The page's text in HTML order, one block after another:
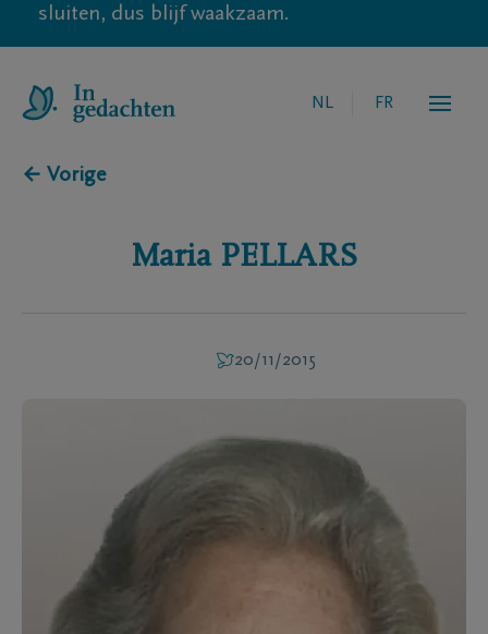
sluiten, dus blijf waakzaam.
NL FR
← Vorige
Maria PELLARS
20/11/2015